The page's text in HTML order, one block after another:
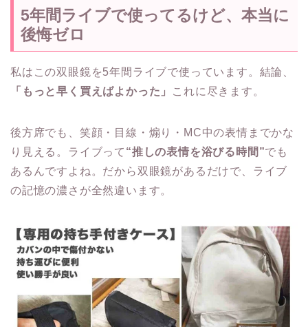
5年間ライブで使ってるけど、本当に
後悔ゼロ
私はこの双眼鏡を5年間ライブで使っています。結論、
「もっと早く買えばよかった」
これに尽きます。
後方席でも、笑顔・目線・煽り・MC中の表情までかな
り見える。ライブって “推しの表情を浴びる時間”でも
あるんですよね。だから双眼鏡があるだけで、ライブ
の記憶の濃さが全然違います。